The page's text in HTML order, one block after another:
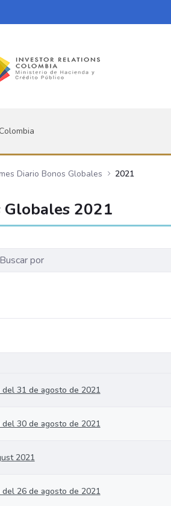
Diario Bonos Globales 2021
2021
31 de agosto de 2021
30 de agosto de 2021
2021
26 de agosto de 2021